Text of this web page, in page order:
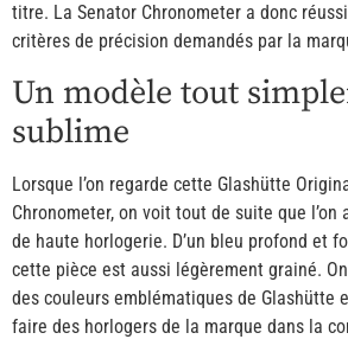
titre. La Senator Chronometer a donc
critères de précision demandés par la
Un modèle tout
sublime
Lorsque l’on regarde cette Glashütte
Chronometer, on voit tout de suite que l’on
de haute horlogerie. D’un bleu profond et
cette pièce est aussi légèrement grainé.
des couleurs emblématiques de Glashütte
faire des horlogers de la marque dans la